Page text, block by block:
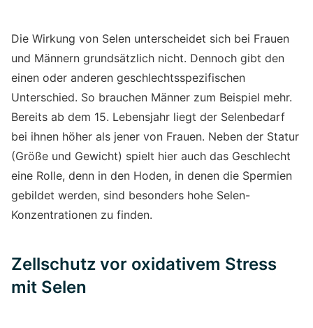
Die Wirkung von Selen unterscheidet sich bei Frauen
und Männern grundsätzlich nicht. Dennoch gibt den
einen oder anderen geschlechtsspezifischen
Unterschied. So brauchen Männer zum Beispiel mehr.
Bereits ab dem 15. Lebensjahr liegt der Selenbedarf
bei ihnen höher als jener von Frauen. Neben der Statur
(Größe und Gewicht) spielt hier auch das Geschlecht
eine Rolle, denn in den Hoden, in denen die Spermien
gebildet werden, sind besonders hohe Selen-
Konzentrationen zu finden.
Zellschutz vor oxidativem Stress
mit Selen